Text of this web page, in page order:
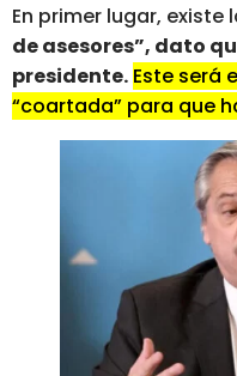
En primer lugar, existe
de asesores”, dato
presidente. Este será
“coartada” para que